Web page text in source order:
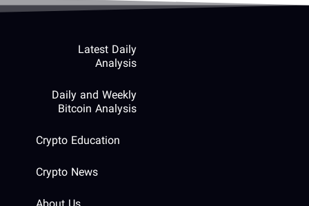
Latest Daily
Analysis
Daily and Weekly
Bitcoin Analysis
Crypto Education
Crypto News